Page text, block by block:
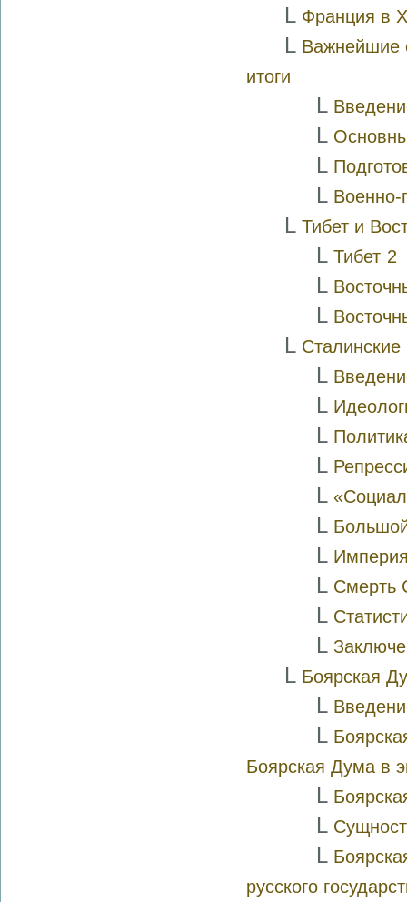
L Франция в
L Важнейшие
итоги
L
L
L
L Военно-
L Тибет и
L Тибет 2
L
L
L Сталинские
L
L
L
L
L
L
L
L Смерть
L
L
L Боярская
L
L
Боярская Дума в
L
L
L
русского